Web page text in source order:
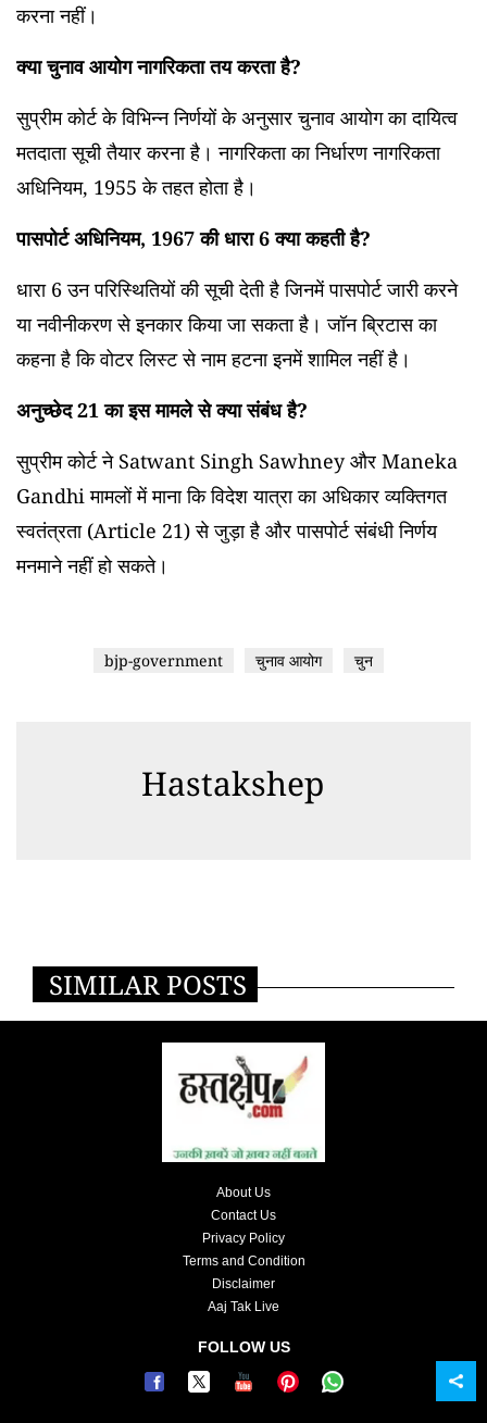
करना नहीं।
क्या चुनाव आयोग नागरिकता तय करता है?
सुप्रीम कोर्ट के विभिन्न निर्णयों के अनुसार चुनाव आयोग का दायित्व
मतदाता सूची तैयार करना है। नागरिकता का निर्धारण नागरिकता
अधिनियम, 1955 के तहत होता है।
पासपोर्ट अधिनियम, 1967 की धारा 6 क्या कहती है?
धारा 6 उन परिस्थितियों की सूची देती है जिनमें पासपोर्ट जारी करने
या नवीनीकरण से इनकार किया जा सकता है। जॉन ब्रिटास का
कहना है कि वोटर लिस्ट से नाम हटना इनमें शामिल नहीं है।
अनुच्छेद 21 का इस मामले से क्या संबंध है?
सुप्रीम कोर्ट ने Satwant Singh Sawhney और Maneka
Gandhi मामलों में माना कि विदेश यात्रा का अधिकार व्यक्तिगत
स्वतंत्रता (Article 21) से जुड़ा है और पासपोर्ट संबंधी निर्णय
मनमाने नहीं हो सकते।
bjp-government चुनाव आयोग चुन
Hastakshep
SIMILAR POSTS
About Us
Contact Us
Privacy Policy
Terms and Condition
Disclaimer
Aaj Tak Live
FOLLOW US